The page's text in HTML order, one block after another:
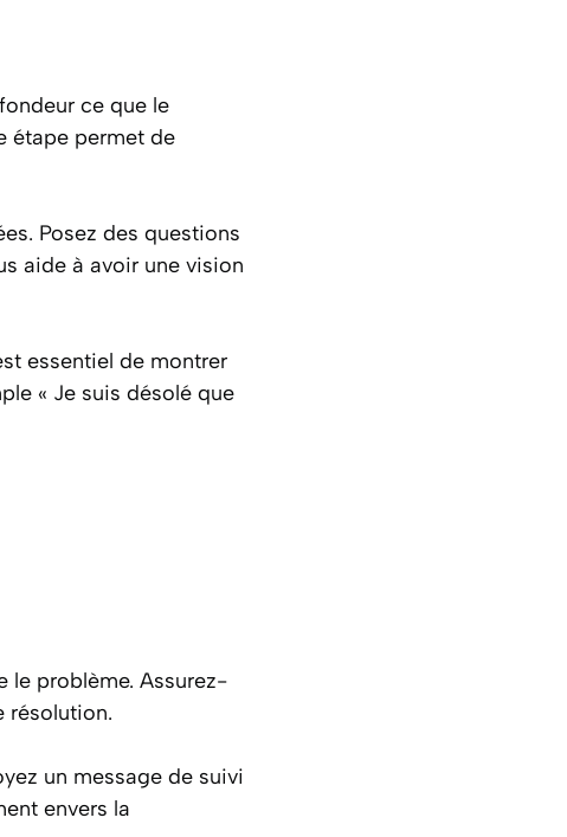
ce que le
étape permet de
Posez des questions
aide à avoir une vision
essentiel de montrer
« Je suis désolé que
le problème. Assurez-
résolution.
un message de suivi
envers la